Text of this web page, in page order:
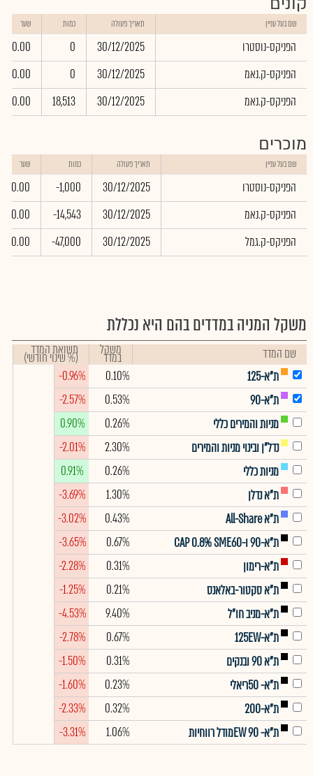
שם בעל עניין תאריך פעולה כמות שער
הפניקס-נוסטרו 30/12/2025
0
0.00
הפניקס-ק.נאמ
30/12/2025
0
0.00
הפניקס-ק.נאמ
30/12/2025
18,513
0.00
מוכרים
שם בעל עניין תאריך פעולה כמות שער
הפניקס-נוסטרו 30/12/2025
-1,000
0.00
הפניקס-ק.נאמ
30/12/2025
-14,543
0.00
הפניקס-ק.גמל
30/12/2025
-47,000
0.00
משקל המניה במדדים בהם היא נכללת
שם המדד משקל
במדד תשואת המדד
(% שינוי חודשי)
ת"א-125
0.10%
-0.96%
ת"א-90
0.53%
-2.57%
מניות והמירים כללי
0.26%
0.90%
נדל"ן ובינוי מניות והמירים
2.30%
-2.01%
מניות כללי
0.26%
0.91%
ת"א נדלן
1.30%
-3.69%
ת"א All-Share
0.43%
-3.02%
ת"א-90 ו-CAP 0.8% SME60
0.67%
-3.65%
ת"א-רימון
0.31%
-2.28%
ת"א סקטור-באלאנס
0.21%
-1.25%
ת"א-מניב חו"ל
9.40%
-4.53%
ת"א-125EW
0.67%
-2.78%
ת"א 90 ובנקים
0.31%
-1.50%
ת"א- 50ריאלי
0.23%
-1.60%
ת"א-200
0.32%
-2.33%
ת"א- EW 90מודל רווחיות
1.06%
-3.31%